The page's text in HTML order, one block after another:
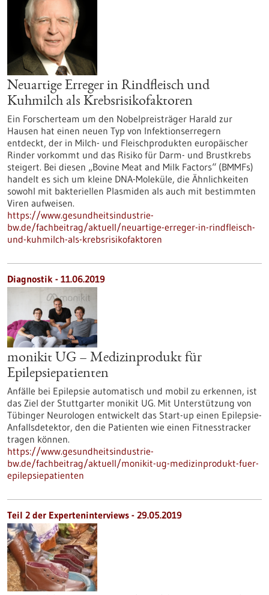
Neuartige Erreger in Rindfleisch und
Kuhmilch als Krebsrisikofaktoren
Ein Forscherteam um den Nobelpreisträger Harald zur
Hausen hat einen neuen Typ von Infektionserregern
entdeckt, der in Milch- und Fleischprodukten europäischer
Rinder vorkommt und das Risiko für Darm- und Brustkrebs
steigert. Bei diesen „Bovine Meat and Milk Factors“ (BMMFs)
handelt es sich um kleine DNA-Moleküle, die Ähnlichkeiten
sowohl mit bakteriellen Plasmiden als auch mit bestimmten
Viren aufweisen.
https://www.gesundheitsindustrie-
bw.de/fachbeitrag/aktuell/neuartige-erreger-in-rindfleisch-
und-kuhmilch-als-krebsrisikofaktoren
Diagnostik - 11.06.2019
monikit UG – Medizinprodukt für
Epilepsiepatienten
Anfälle bei Epilepsie automatisch und mobil zu erkennen, ist
das Ziel der Stuttgarter monikit UG. Mit Unterstützung von
Tübinger Neurologen entwickelt das Start-up einen Epilepsie-
Anfallsdetektor, den die Patienten wie einen Fitnesstracker
tragen können.
https://www.gesundheitsindustrie-
bw.de/fachbeitrag/aktuell/monikit-ug-medizinprodukt-fuer-
epilepsiepatienten
Teil 2 der Experteninterviews - 29.05.2019